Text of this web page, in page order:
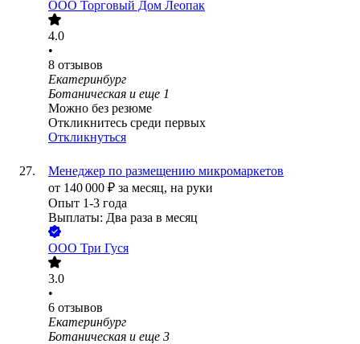
ООО Торговый Дом Леопак
4.0
•
8 отзывов
Екатеринбург
Ботаническая и еще 1
Можно без резюме
Откликнитесь среди первых
Откликнуться
Менеджер по размещению микромаркетов
от 140 000 ₽ за месяц, на руки
Опыт 1-3 года
Выплаты: Два раза в месяц
ООО Три Гуся
3.0
•
6 отзывов
Екатеринбург
Ботаническая и еще 3